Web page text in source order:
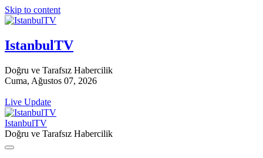
Skip to content
IstanbulTV
Doğru ve Tarafsız Habercilik
Cuma, Ağustos 07, 2026
Live Update
IstanbulTV
Doğru ve Tarafsız Habercilik